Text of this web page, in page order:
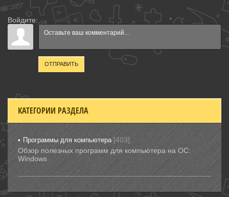
Войдите:
ОТПРАВИТЬ
КАТЕГОРИИ РАЗДЕЛА
Программы для компьютера [403]
Обзор полезных программ для компьютера на ОС:
Windows